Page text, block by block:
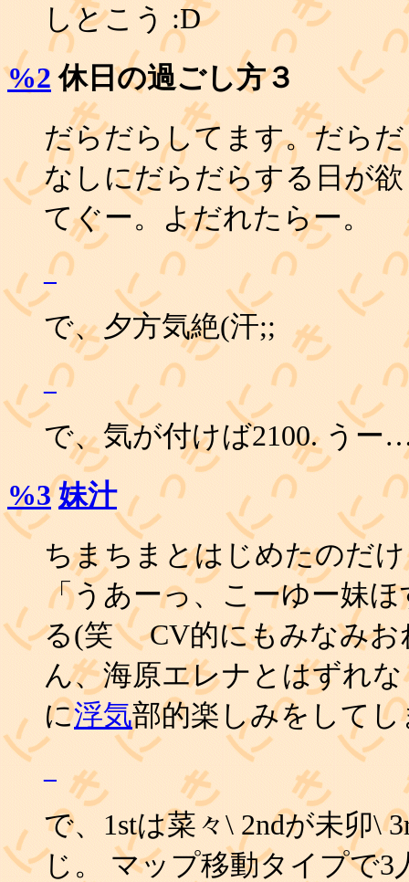
しとこう :D
%2 休日の過ごし方３
だらだらしてます。だら
なしにだらだらする日が
てぐー。よだれたらー。
_
で、夕方気絶(汗;;
_
で、気が付けば2100. う
%3 妹汁
ちまちまとはじめたのだ
「うあーっ、こーゆー妹
る(笑 CV的にもみなみお
ん、海原エレナとはずれ
に浮気部的楽しみをして
で、1stは菜々\ 2ndが未卯\
じ。 マップ移動タイプで